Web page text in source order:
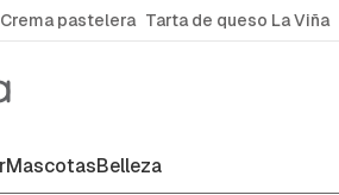
Crema pastelera Tarta de queso La Viña
MascotasBelleza